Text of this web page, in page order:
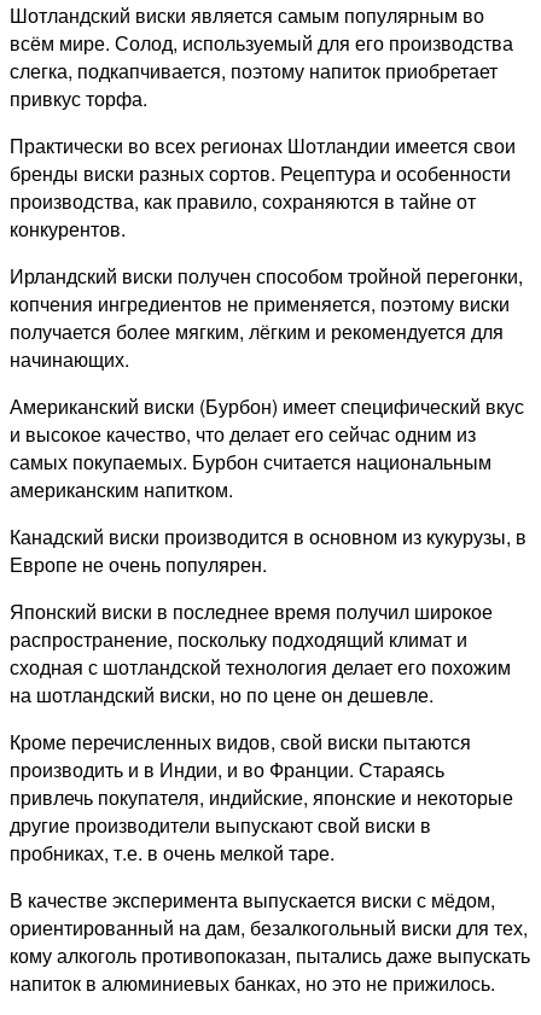
Шотландский виски является самым популярным во
всём мире. Солод, используемый для его производства
слегка, подкапчивается, поэтому напиток приобретает
привкус торфа.
Практически во всех регионах Шотландии имеется свои
бренды виски разных сортов. Рецептура и особенности
производства, как правило, сохраняются в тайне от
конкурентов.
Ирландский виски получен способом тройной перегонки,
копчения ингредиентов не применяется, поэтому виски
получается более мягким, лёгким и рекомендуется для
начинающих.
Американский виски (Бурбон) имеет специфический вкус
и высокое качество, что делает его сейчас одним из
самых покупаемых. Бурбон считается национальным
американским напитком.
Канадский виски производится в основном из кукурузы, в
Европе не очень популярен.
Японский виски в последнее время получил широкое
распространение, поскольку подходящий климат и
сходная с шотландской технология делает его похожим
на шотландский виски, но по цене он дешевле.
Кроме перечисленных видов, свой виски пытаются
производить и в Индии, и во Франции. Стараясь
привлечь покупателя, индийские, японские и некоторые
другие производители выпускают свой виски в
пробниках, т.е. в очень мелкой таре.
В качестве эксперимента выпускается виски с мёдом,
ориентированный на дам, безалкогольный виски для тех,
кому алкоголь противопоказан, пытались даже выпускать
напиток в алюминиевых банках, но это не прижилось.